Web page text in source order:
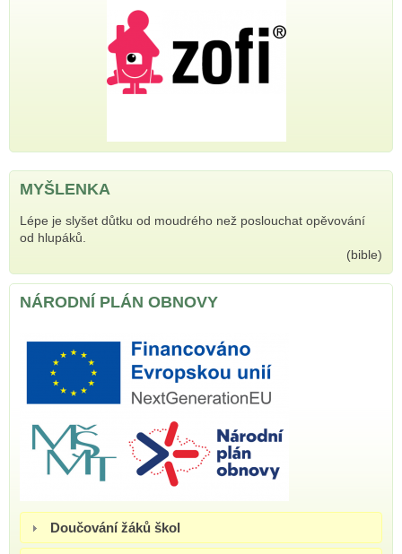
MYŠLENKA
Lépe je slyšet důtku od moudrého než poslouchat opěvování
od hlupáků.
(bible)
NÁRODNÍ PLÁN OBNOVY
Doučování žáků škol